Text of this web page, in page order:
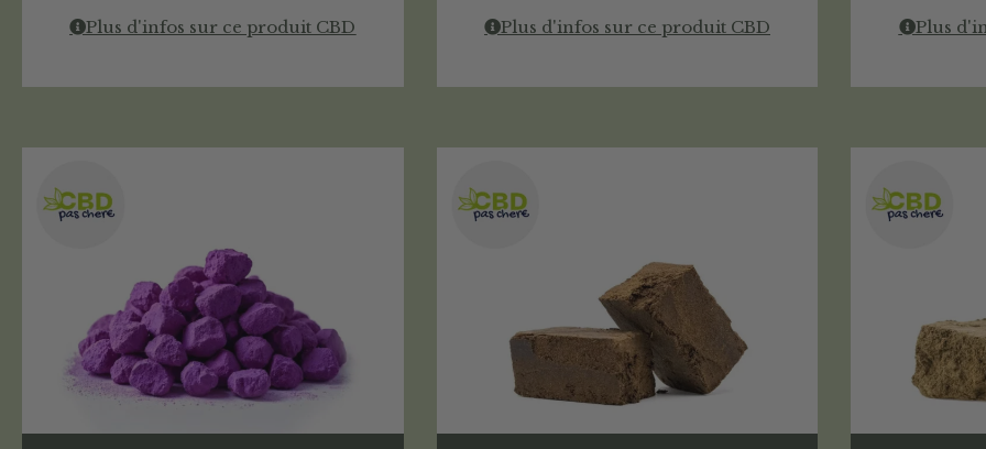
Plus d'infos sur ce produit CBD Plus d'infos sur ce produit CBD Plus